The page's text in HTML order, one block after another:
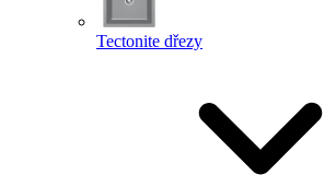
Tectonite dřezy